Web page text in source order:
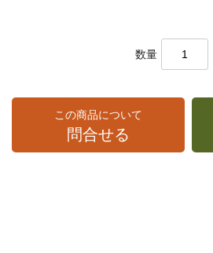
数量
この商品について
問合せる